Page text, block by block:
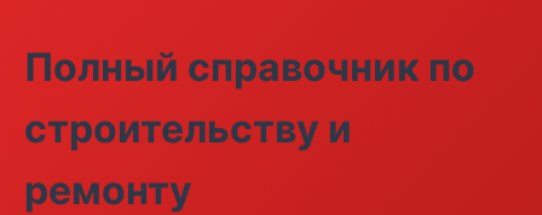
Полный справочник по
строительству и
ремонту